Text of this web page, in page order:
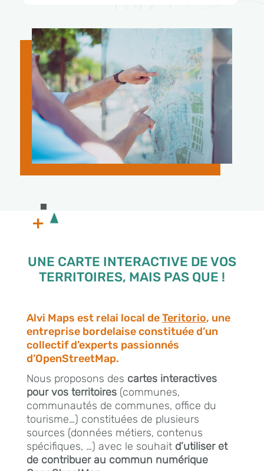
UNE CARTE INTERACTIVE DE VOS
TERRITOIRES, MAIS PAS QUE !
Alvi Maps est relai local deTeritorio, une
entreprise bordelaise constituée d’un
collectif d’experts passionnés
d’OpenStreetMap.
Nous proposons des cartes interactives
pour vos territoires(communes,
communautés de communes, office du
tourisme…) constituées de plusieurs
sources (données métiers, contenus
spécifiques, …) avec le souhait d’utiliser et
de contribuer au commun numérique